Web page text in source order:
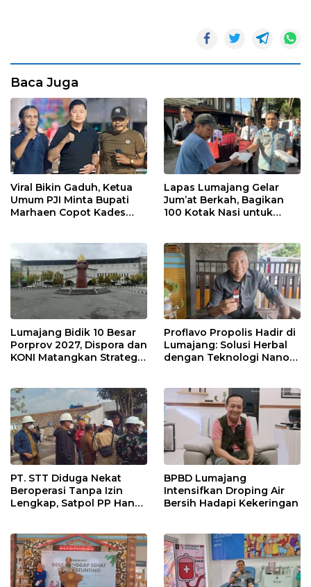
Baca Juga
Viral Bikin Gaduh, Ketua
Umum PJI Minta Bupati
Marhaen Copot Kades
Lapas Lumajang Gelar
Jum’at Berkah, Bagikan
100 Kotak Nasi untuk
Lumajang Bidik 10 Besar
Porprov 2027, Dispora dan
KONI Matangkan Strategi
Proflavo Propolis Hadir di
Lumajang: Solusi Herbal
dengan Teknologi Nano
PT. STT Diduga Nekat
Beroperasi Tanpa Izin
Lengkap, Satpol PP Hanya
BPBD Lumajang
Intensifkan Droping Air
Bersih Hadapi Kekeringan